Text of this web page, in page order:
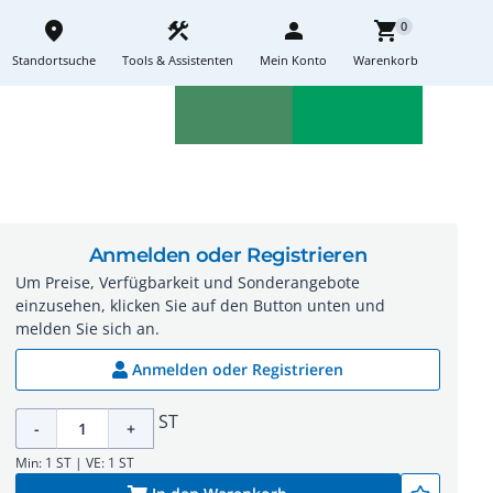
place
Standortsuche
construction
Tools & Assistenten
person
Mein Konto
shopping_cart0
Warenkorb
Anmelden oder Registrieren
Um Preise, Verfügbarkeit und Sonderangebote
einzusehen, klicken Sie auf den Button unten und
melden Sie sich an.
Anmelden oder Registrieren
- + ST
Min: 1 ST | VE: 1 ST